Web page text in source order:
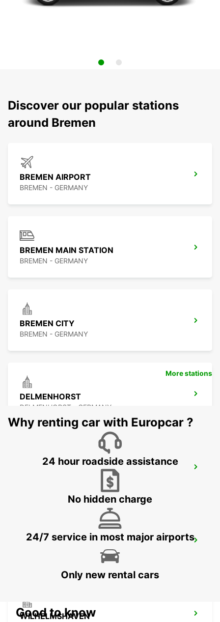
Discover our popular stations
around Bremen
BREMEN AIRPORT
BREMEN - GERMANY
BREMEN MAIN STATION
BREMEN - GERMANY
BREMEN CITY
BREMEN - GERMANY
DELMENHORST
DELMENHORST - GERMANY
OLDENBURG OLDENBURG RAILWAY DEL
OLEDNBURG OLDENBURG - GERMANY
OLDENBURG
OLDENBURG / OLDENBURG - GERMANY
WILHELMSHAVEN
More stations
Why renting car with Europcar ?
24 hour roadside assistance
No hidden charge
24/7 service in most major airports
Only new rental cars
Good to know